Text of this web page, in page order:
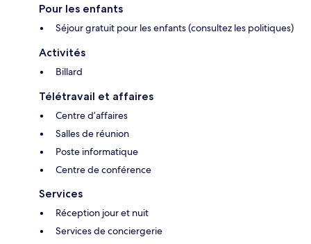
Pour les enfants
Séjour gratuit pour les enfants (consultez les politiques)
Activités
Billard
Télétravail et affaires
Centre d’affaires
Salles de réunion
Poste informatique
Centre de conférence
Services
Réception jour et nuit
Services de conciergerie